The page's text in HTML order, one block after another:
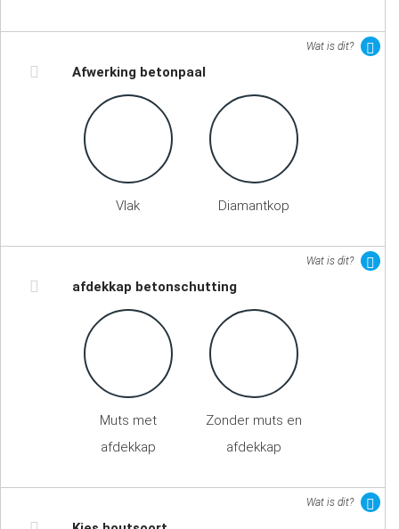
Wat is dit?
Afwerking betonpaal
Vlak Diamantkop
Wat is dit?
afdekkap betonschutting
Muts met
afdekkap
Zonder muts en
afdekkap
Wat is dit?